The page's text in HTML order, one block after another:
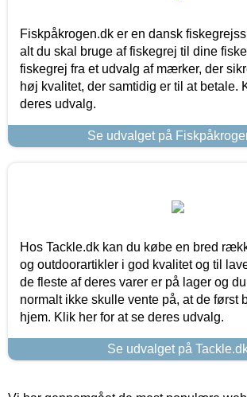
Fiskpåkrogen.dk er en dansk
alt du skal bruge af fiskegrej til dine
fiskegrej fra et udvalg af mærker, der
høj kvalitet, der samtidig er til at betale.
deres udvalg.
Se udvalget på
Hos Tackle.dk kan du købe en bred
og outdoorartikler i god kvalitet og til
de fleste af deres varer er på lager og
normalt ikke skulle vente på, at de først
hjem. Klik her for at se deres udvalg.
Se udvalget på